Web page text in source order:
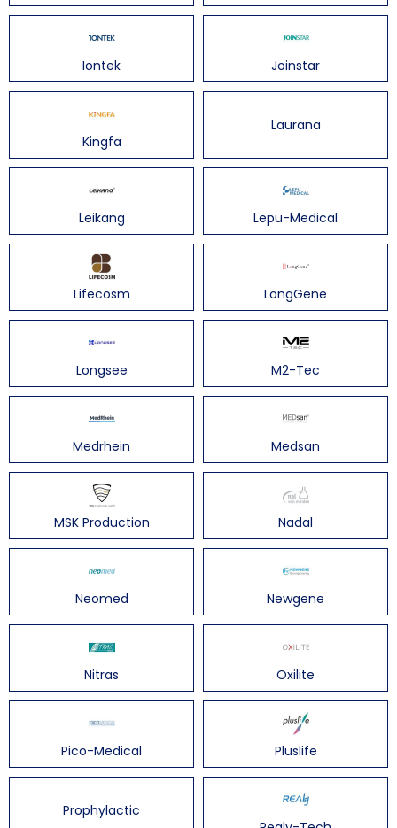
Iontek Joinstar
Kingfa
Laurana
Leikang Lepu-Medical
Lifecosm LongGene
Longsee M2-Tec
Medrhein Medsan
MSK Production Nadal
Neomed Newgene
Nitras Oxilite
Pico-Medical Pluslife
Prophylactic